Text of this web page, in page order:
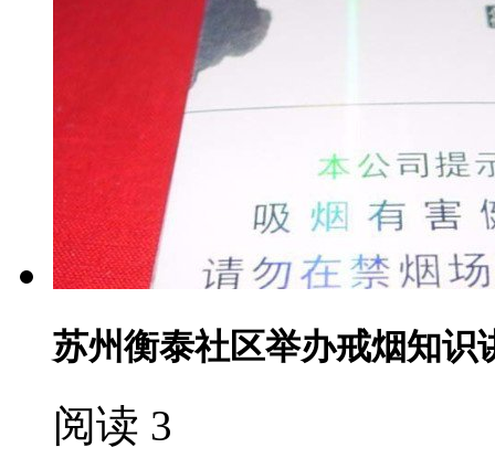
苏州衡泰社区举办戒烟知识
阅读 3